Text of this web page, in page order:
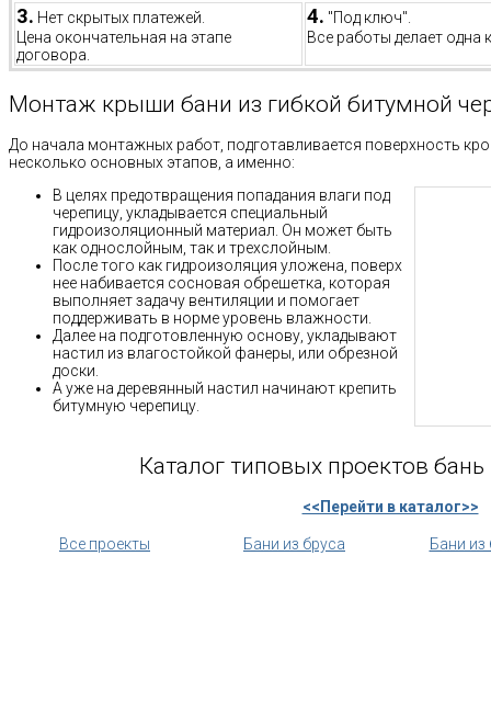
3. Нет скрытых платежей.
Цена окончательная на этапе
договора.
4. "Под ключ".
Все работы делает одна
Монтаж крыши бани из гибкой битумной
До начала монтажных работ, подготавливается поверхность
несколько основных этапов, а именно:
В целях предотвращения попадания влаги под
черепицу, укладывается специальный
гидроизоляционный материал. Он может быть
как однослойным, так и трехслойным.
После того как гидроизоляция уложена, поверх
нее набивается сосновая обрешетка, которая
выполняет задачу вентиляции и помогает
поддерживать в норме уровень влажности.
Далее на подготовленную основу, укладывают
настил из влагостойкой фанеры, или обрезной
доски.
А уже на деревянный настил начинают крепить
битумную черепицу.
Каталог типовых проектов
<<Перейти в каталог>>
Все проекты Бани из бруса Бани из